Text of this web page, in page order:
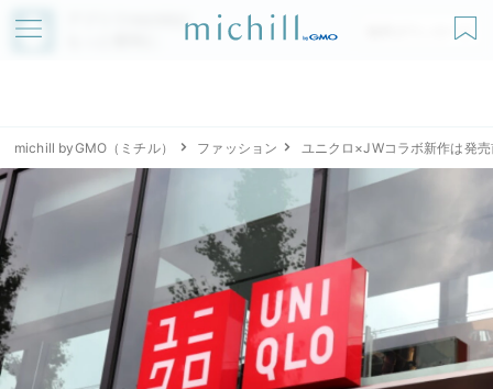
アプリでmichillが
無料ダウンロード
michill byGMO（ミチル） ファッション ユニクロ×JWコラボ新作は発